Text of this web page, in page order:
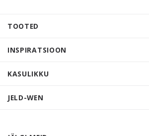
TOOTED
INSPIRATSIOON
KASULIKKU
JELD-WEN